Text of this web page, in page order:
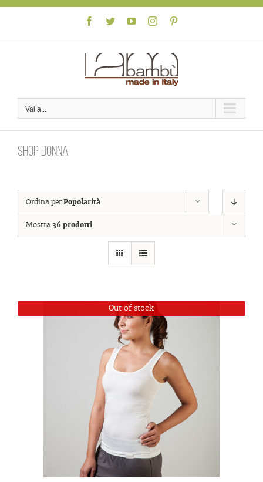
Skip
Facebook
TwitterYouTubeInstagram
Vai a...
Shop donna
Ordina perPopolarità
Mostra 36 prodotti
Out of stock